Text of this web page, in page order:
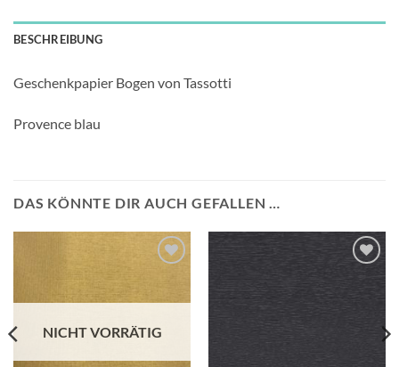
BESCHREIBUNG
Geschenkpapier Bogen von Tassotti
Provence blau
DAS KÖNNTE DIR AUCH GEFALLEN …
NICHT VORRÄTIG
Wunschliste